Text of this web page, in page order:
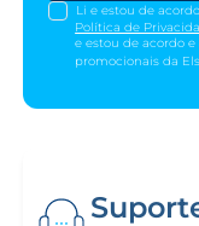
Li e estou de
Política de
e estou de acordo
promocionais da